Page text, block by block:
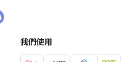
我們使用